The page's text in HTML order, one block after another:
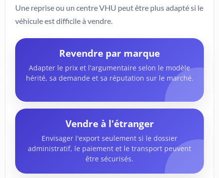
Une reprise ou un centre VHU peut être plus adapté si le
véhicule est difficile à vendre.
Revendre par marque
Adapter le prix et l'argumentaire selon le modèle
hérité, sa demande et sa réputation sur le marché.
Vendre à l'étranger
Envisager l'export seulement si le dossier
administratif, le paiement et le transport peuvent
être sécurisés.